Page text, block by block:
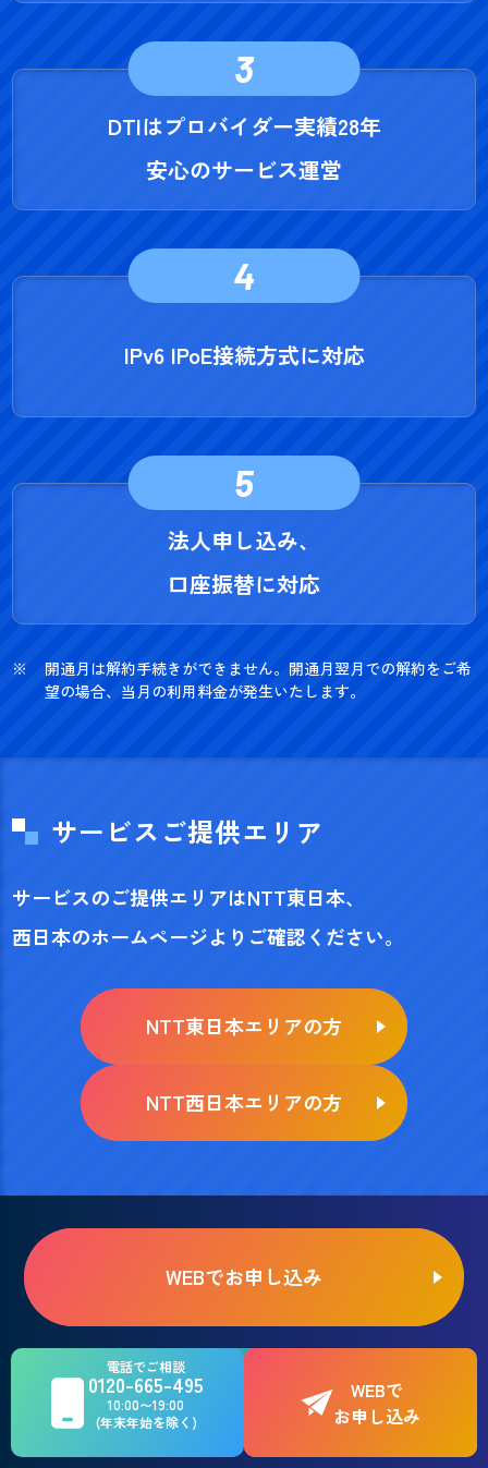
電話でご相談
0120-665-495
10:00〜19:00
(年末年始を除く)
WEBで
お申し込み
3
DTIはプロバイダー実績28年
安心のサービス運営
4
IPv6 IPoE接続方式に対応
5
法人申し込み、
口座振替に対応
開通月は解約手続きができません。開通月翌月での解約をご希
望の場合、当月の利用料金が発生いたします。
サービスご提供エリア
サービスのご提供エリアはNTT東日本、
西日本のホームページよりご確認ください。
NTT東日本エリアの方
NTT西日本エリアの方
WEBでお申し込み
お電話でのご相談はこちら
0120-665-495
10:00〜19:00（年末年始を除く）